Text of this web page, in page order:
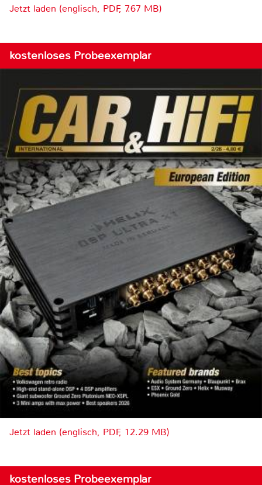
Jetzt laden (englisch, PDF, 7.67 MB)
kostenloses Probeexemplar
Jetzt laden (englisch, PDF, 12.29 MB)
kostenloses Probeexemplar